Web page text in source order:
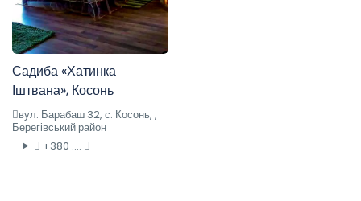
Садиба «Хатинка
Іштвана», Косонь
вул. Барабаш 32, с. Косонь, ,
Берегівський район
+380 ....